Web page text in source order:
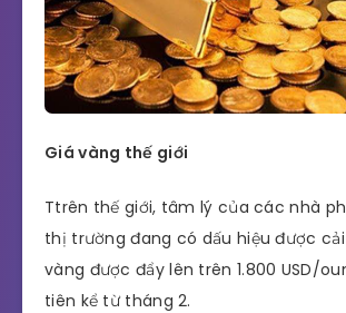
Giá vàng thế giới
Ttrên thế giới, tâm lý của các nhà
thị trường đang có dấu hiệu được
vàng được đẩy lên trên 1.800 USD/
tiên kể từ tháng 2.